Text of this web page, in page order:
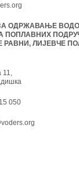
ОДРЖАВАЊЕ
ПОПЛАВНИХ
РАВНИ, ЛИЈЕВЧЕ
050